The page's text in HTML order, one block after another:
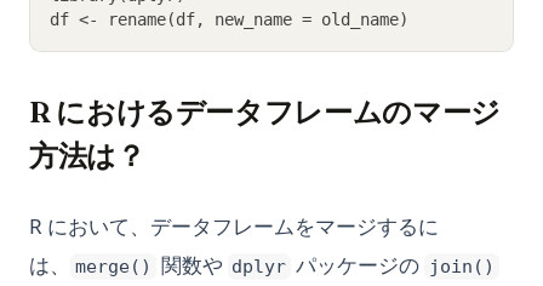
df <- rename(df, new_name = old_name)
R におけるデータフレームのマージ
方法は？
R において、データフレームをマージするに
は、
merge() 関数や dplyr パッケージの join()